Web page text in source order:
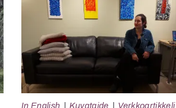
In English Kuvataide Verkkoartikkeli